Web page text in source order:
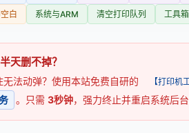
白 系统与ARM 清空打印队列 工具箱
天删不掉？
法动弹？使用本站免费自研的 【打印机
。只需 3秒钟，强力终止并重启系统后